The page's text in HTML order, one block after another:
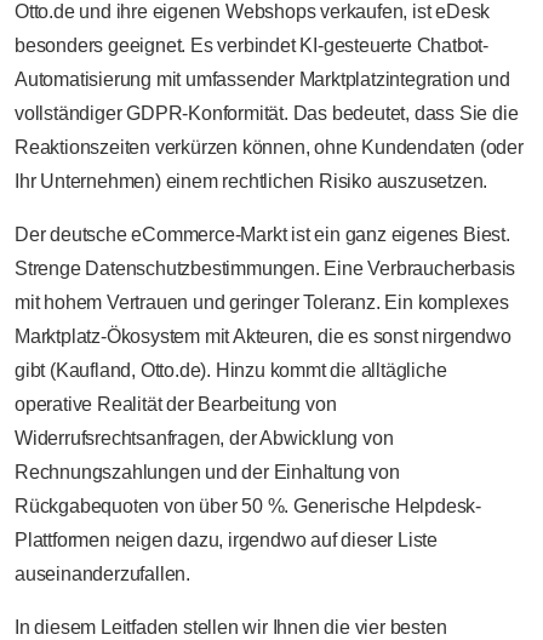
Otto.de und ihre eigenen Webshops verkaufen, ist eDesk
besonders geeignet. Es verbindet KI-gesteuerte Chatbot-
Automatisierung mit umfassender Marktplatzintegration und
vollständiger GDPR-Konformität. Das bedeutet, dass Sie die
Reaktionszeiten verkürzen können, ohne Kundendaten (oder
Ihr Unternehmen) einem rechtlichen Risiko auszusetzen.
Der deutsche eCommerce-Markt ist ein ganz eigenes Biest.
Strenge Datenschutzbestimmungen. Eine Verbraucherbasis
mit hohem Vertrauen und geringer Toleranz. Ein komplexes
Marktplatz-Ökosystem mit Akteuren, die es sonst nirgendwo
gibt (Kaufland, Otto.de). Hinzu kommt die alltägliche
operative Realität der Bearbeitung von
Widerrufsrechtsanfragen, der Abwicklung von
Rechnungszahlungen und der Einhaltung von
Rückgabequoten von über 50 %. Generische Helpdesk-
Plattformen neigen dazu, irgendwo auf dieser Liste
auseinanderzufallen.
In diesem Leitfaden stellen wir Ihnen die vier besten